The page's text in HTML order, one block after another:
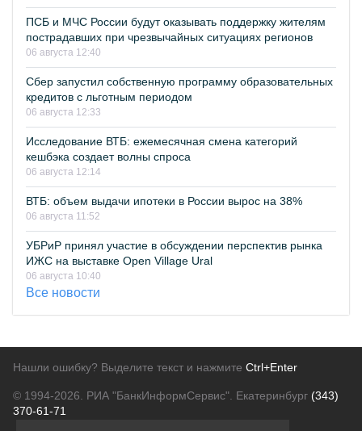
ПСБ и МЧС России будут оказывать поддержку жителям
пострадавших при чрезвычайных ситуациях регионов
06 августа 12:40
Сбер запустил собственную программу образовательных
кредитов с льготным периодом
06 августа 12:33
Исследование ВТБ: ежемесячная смена категорий
кешбэка создает волны спроса
06 августа 12:14
ВТБ: объем выдачи ипотеки в России вырос на 38%
06 августа 11:52
УБРиР принял участие в обсуждении перспектив рынка
ИЖС на выставке Open Village Ural
06 августа 10:40
Все новости
Нашли ошибку? Выделите текст и нажмите Ctrl+Enter
© 1994-2026. РИА "БанкИнформСервис". Екатеринбург (343)
370-61-71